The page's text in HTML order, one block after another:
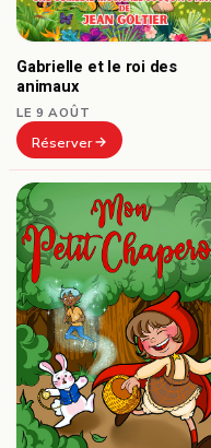
Gabrielle et le roi des
animaux
LE 9 AOÛT
Réserver